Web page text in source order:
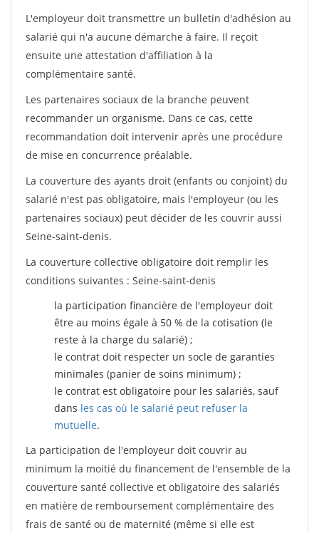
L'employeur doit transmettre un bulletin d'adhésion au
salarié qui n'a aucune démarche à faire. Il reçoit
ensuite une attestation d'affiliation à la
complémentaire santé.
Les partenaires sociaux de la branche peuvent
recommander un organisme. Dans ce cas, cette
recommandation doit intervenir après une procédure
de mise en concurrence préalable.
La couverture des ayants droit (enfants ou conjoint) du
salarié n'est pas obligatoire, mais l'employeur (ou les
partenaires sociaux) peut décider de les couvrir aussi
Seine-saint-denis.
La couverture collective obligatoire doit remplir les
conditions suivantes : Seine-saint-denis
la participation financière de l'employeur doit
être au moins égale à 50 % de la cotisation (le
reste à la charge du salarié) ;
le contrat doit respecter un socle de garanties
minimales (panier de soins minimum) ;
le contrat est obligatoire pour les salariés, sauf
dans les cas où le salarié peut refuser la
mutuelle.
La participation de l'employeur doit couvrir au
minimum la moitié du financement de l'ensemble de la
couverture santé collective et obligatoire des salariés
en matière de remboursement complémentaire des
frais de santé ou de maternité (même si elle est